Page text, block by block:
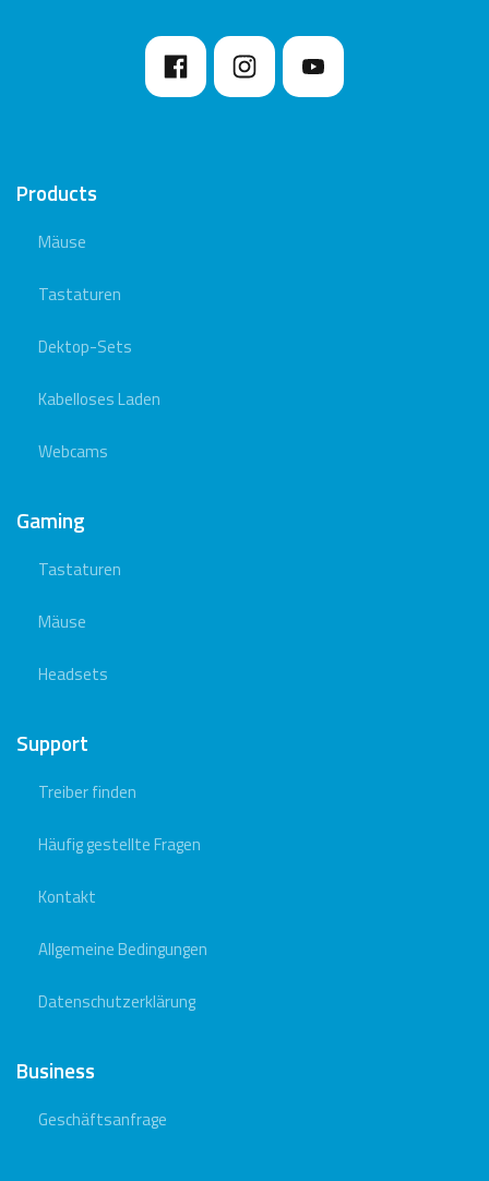
Products
Mäuse
Tastaturen
Dektop-Sets
Kabelloses Laden
Webcams
Gaming
Tastaturen
Mäuse
Headsets
Support
Treiber finden
Häufig gestellte Fragen
Kontakt
Allgemeine Bedingungen
Datenschutzerklärung
Business
Geschäftsanfrage